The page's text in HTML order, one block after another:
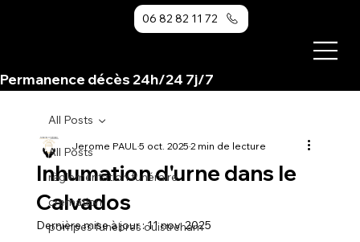
06 82 82 11 72
Permanence
All Posts
règlementation funéraire
cremation
pompes funebres ouistreham
All Posts
Inhumation d'urne dans le
Calvados
Jerome PAUL5 oct. 20252 min de lecture
Dernière mise à jour :11 nov. 2025